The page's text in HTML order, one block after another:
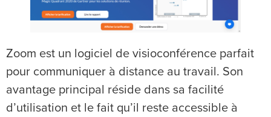
Zoom est un logiciel de visioconférence parfait
pour communiquer à distance au travail. Son
avantage principal réside dans sa facilité
d’utilisation et le fait qu’il reste accessible à